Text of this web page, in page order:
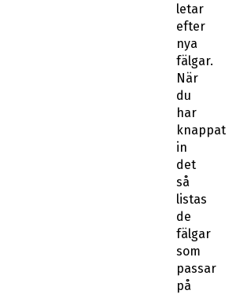
letar
efter
nya
fälgar.
När
du
har
knappat
in
det
så
listas
de
fälgar
som
passar
på